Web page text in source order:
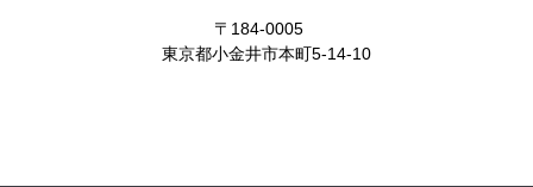
〒184-0005
東京都小金井市本町5-14-10